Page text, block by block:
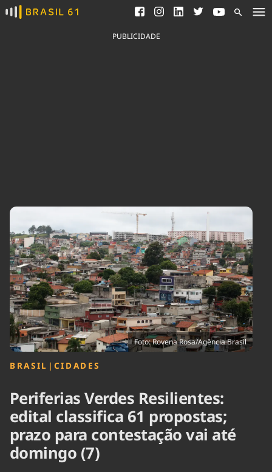
Ver todas as notícias
Saneamento
Indicadores
Agronegócios
Brasil
Brasil Mineral
Ciência &
Tecnologia
Cinema
Cultura
Economia
Educação
Infraestrutura
Internacional
Meio Ambiente
Podcast
Política
Saúde
Tempo
PUBLICIDADE
Foto: Rovena Rosa/Agência Brasil
BRASIL | CIDADES
Periferias Verdes Resilientes:
edital classifica 61 propostas;
prazo para contestação vai até
domingo (7)